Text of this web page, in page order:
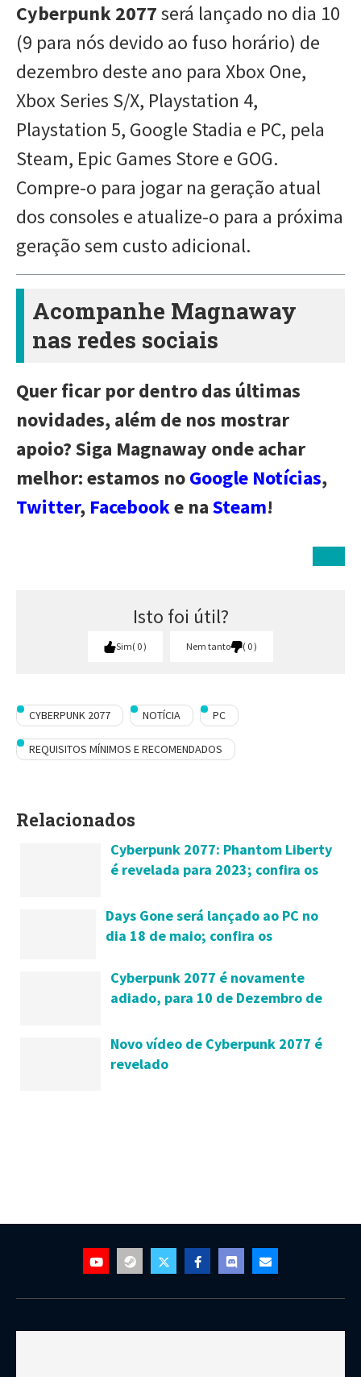
Cyberpunk 2077será lançado no dia 10
(9 para nós devido ao fuso horário) de
dezembro deste ano para Xbox One,
Xbox Series S/X, Playstation 4,
Playstation 5, Google Stadia e PC, pela
Steam, Epic Games Store e GOG.
Compre-o para jogar na geração atual
dos consoles e atualize-o para a próxima
geração sem custo adicional.
Acompanhe Magnaway
nas redes sociais
Quer ficar por dentro das últimas
novidades, além de nos mostrar
apoio? Siga Magnaway onde achar
melhor: estamos noGoogle Notícias,
Twitter, Facebooke naSteam!
Isto foi útil?
Sim 0 Nem tanto 0
CYBERPUNK 2077 NOTÍCIA PC
REQUISITOS MÍNIMOS E RECOMENDADOS
Relacionados
Cyberpunk 2077: Phantom Liberty
é revelada para 2023; confira os
Days Gone será lançado ao PC no
dia 18 de maio; confira os
versão
Cyberpunk 2077 é novamente
adiado, para 10 de Dezembro de
Novo vídeo de Cyberpunk 2077 é
revelado